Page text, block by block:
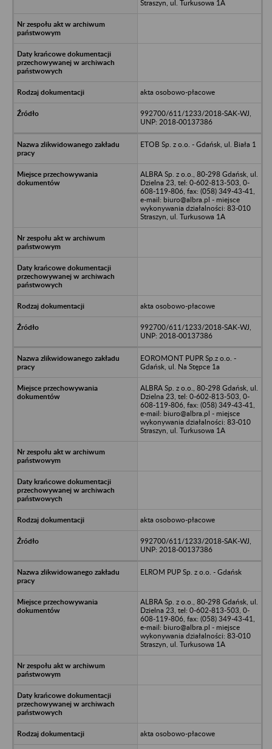
Straszyn, ul. Turkusowa 1A
akta osobowo-płacowe
992700/611/1233/2018-SAK-WJ,
UNP: 2018-00137386
ETOB Sp. z o.o. - Gdańsk, ul. Biała 1
ALBRA Sp. z o.o., 80-298 Gdańsk, ul.
Dzielna 23, tel: 0-602-813-503, 0-
608-119-806, fax: (058) 349-43-41,
e-mail: biuro@albra.pl - miejsce
wykonywania działalności: 83-010
Straszyn, ul. Turkusowa 1A
akta osobowo-płacowe
992700/611/1233/2018-SAK-WJ,
UNP: 2018-00137386
EOROMONT PUPR Sp.z o.o. -
Gdańsk, ul. Na Stępce 1a
ALBRA Sp. z o.o., 80-298 Gdańsk, ul.
Dzielna 23, tel: 0-602-813-503, 0-
608-119-806, fax: (058) 349-43-41,
e-mail: biuro@albra.pl - miejsce
wykonywania działalności: 83-010
Straszyn, ul. Turkusowa 1A
akta osobowo-płacowe
992700/611/1233/2018-SAK-WJ,
UNP: 2018-00137386
ELROM PUP Sp. z o.o. - Gdańsk
ALBRA Sp. z o.o., 80-298 Gdańsk, ul.
Dzielna 23, tel: 0-602-813-503, 0-
608-119-806, fax: (058) 349-43-41,
e-mail: biuro@albra.pl - miejsce
wykonywania działalności: 83-010
Straszyn, ul. Turkusowa 1A
akta osobowo-płacowe